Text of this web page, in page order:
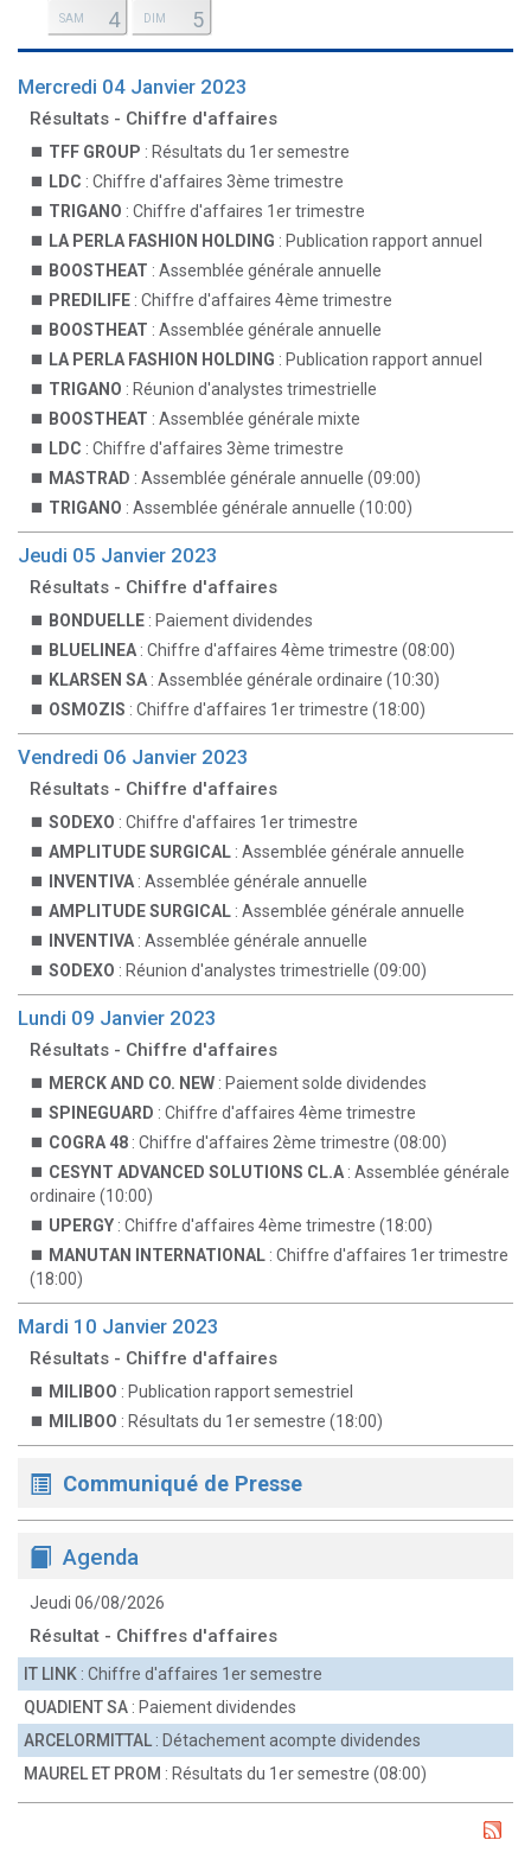
SAM 4 DIM 5
Mercredi 04 Janvier 2023
Résultats - Chiffre d'affaires
TFF GROUP : Résultats du 1er semestre
LDC : Chiffre d'affaires 3ème trimestre
TRIGANO : Chiffre d'affaires 1er trimestre
LA PERLA FASHION HOLDING : Publication rapport annuel
BOOSTHEAT : Assemblée générale annuelle
PREDILIFE : Chiffre d'affaires 4ème trimestre
BOOSTHEAT : Assemblée générale annuelle
LA PERLA FASHION HOLDING : Publication rapport annuel
TRIGANO : Réunion d'analystes trimestrielle
BOOSTHEAT : Assemblée générale mixte
LDC : Chiffre d'affaires 3ème trimestre
MASTRAD : Assemblée générale annuelle (09:00)
TRIGANO : Assemblée générale annuelle (10:00)
Jeudi 05 Janvier 2023
Résultats - Chiffre d'affaires
BONDUELLE : Paiement dividendes
BLUELINEA : Chiffre d'affaires 4ème trimestre (08:00)
KLARSEN SA : Assemblée générale ordinaire (10:30)
OSMOZIS : Chiffre d'affaires 1er trimestre (18:00)
Vendredi 06 Janvier 2023
Résultats - Chiffre d'affaires
SODEXO : Chiffre d'affaires 1er trimestre
AMPLITUDE SURGICAL : Assemblée générale annuelle
INVENTIVA : Assemblée générale annuelle
AMPLITUDE SURGICAL : Assemblée générale annuelle
INVENTIVA : Assemblée générale annuelle
SODEXO : Réunion d'analystes trimestrielle (09:00)
Lundi 09 Janvier 2023
Résultats - Chiffre d'affaires
MERCK AND CO. NEW : Paiement solde dividendes
SPINEGUARD : Chiffre d'affaires 4ème trimestre
COGRA 48 : Chiffre d'affaires 2ème trimestre (08:00)
CESYNT ADVANCED SOLUTIONS CL.A : Assemblée générale
ordinaire (10:00)
UPERGY : Chiffre d'affaires 4ème trimestre (18:00)
MANUTAN INTERNATIONAL : Chiffre d'affaires 1er trimestre
(18:00)
Mardi 10 Janvier 2023
Résultats - Chiffre d'affaires
MILIBOO : Publication rapport semestriel
MILIBOO : Résultats du 1er semestre (18:00)
Communiqué de Presse
Agenda
Jeudi 06/08/2026
Résultat - Chiffres d'affaires
IT LINK : Chiffre d'affaires 1er semestre
QUADIENT SA : Paiement dividendes
ARCELORMITTAL : Détachement acompte dividendes
MAUREL ET PROM : Résultats du 1er semestre (08:00)